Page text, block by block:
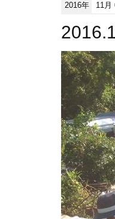
2016年 11月